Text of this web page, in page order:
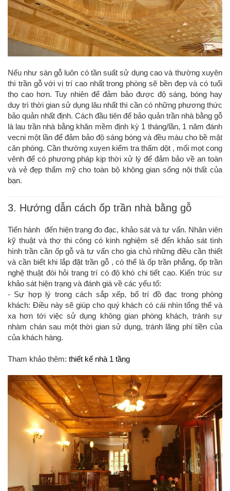
Nếu như sàn gỗ luôn có tần suất sử dụng cao và thường xuyên
thì trần gỗ với vị trí cao nhất trong phòng sẽ bền đẹp và có tuổi
thọ cao hơn. Tuy nhiên để đảm bảo được độ sáng, bóng hay
duy trì thời gian sử dụng lâu nhất thì cần có những phương thức
bảo quản nhất định. Cách đầu tiên để bảo quản trần nhà bằng gỗ
là lau trần nhà bằng khăn mềm định kỳ 1 tháng/lần, 1 năm đánh
vecni một lần để đảm bảo độ sáng bóng và đều màu cho bề mặt
căn phòng. Cần thường xuyen kiểm tra thấm dột , mối mọt cong
vênh để có phương pháp kịp thời xử lý để đảm bảo về an toàn
và vẻ đẹp thẩm mỹ cho toàn bộ không gian sống nội thất của
bạn.
3. Hướng dẫn cách ốp trần nhà bằng gỗ
Tiến hành đến hiện trạng đo đạc, khảo sát và tư vấn. Nhân viên
kỹ thuật và thợ thi công có kinh nghiệm sẽ đến khảo sát tình
hình trần cần ốp gỗ và tư vấn cho gia chủ những điều cần thiết
và cần biết khi lắp đặt trần gỗ , có thể là ốp trần phẳng, ốp trần
nghệ thuật đòi hỏi trang trí có độ khó chi tiết cao. Kiến trúc sư
khảo sát hiện trạng và đánh giá về các yếu tố:
- Sự hợp lý trong cách sắp xếp, bố trí đồ đạc trong phòng
khách: Điều này sẽ giúp cho quý khách có cái nhìn tổng thể và
xa hơn tới việc sử dụng không gian phòng khách, tránh sự
nhàm chán sau một thời gian sử dụng, tránh lãng phí tiền của
của khách hàng.
Tham khảo thêm: thiết kế nhà 1 tầng